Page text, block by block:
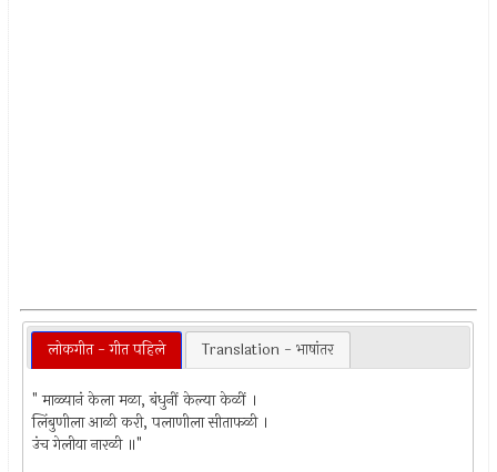
लोकगीत - गीत पहिले Translation - भाषांतर
" माळ्यानं केला मळा, बंधुनीं केल्या केळीं ।
लिंबुणीला आळी करी, पलाणीला सीताफळी ।
उंच गेलीया नारळी ॥"